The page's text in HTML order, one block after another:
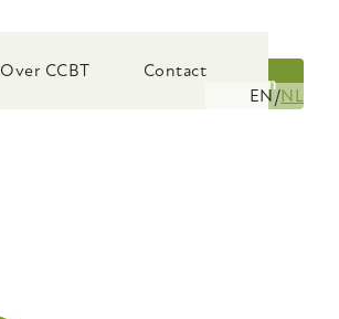
Over CCBT Contact
Zoeken
EN NL